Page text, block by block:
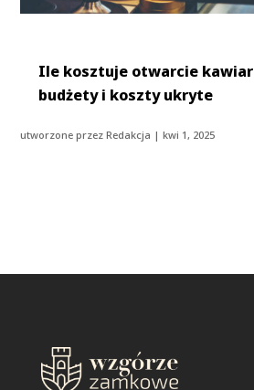
Ile kosztuje otwarcie
budżety i koszty ukryte
utworzone przezRedakcja |kwi 1, 2025